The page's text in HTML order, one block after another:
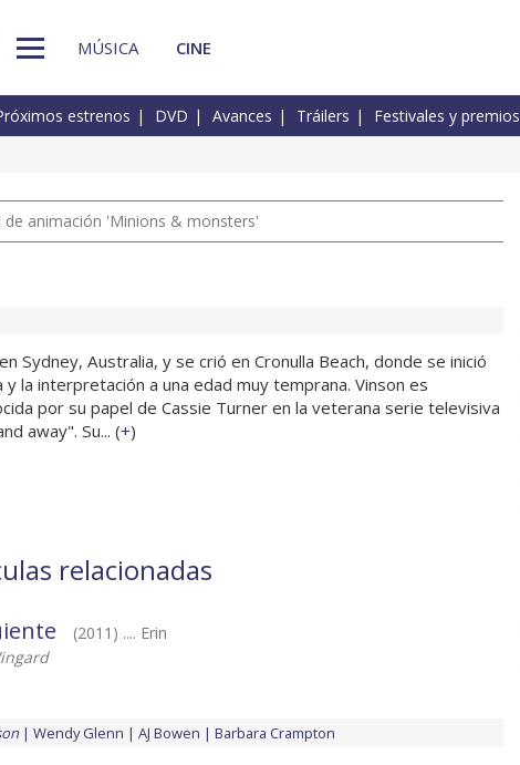
MÚSICA CINE
estrenos DVD Avances Tráilers Festivales y premios
de animación 'Minions & monsters'
Sydney, Australia, y se crió en Cronulla Beach, donde se inició
y la interpretación a una edad muy temprana. Vinson es
por su papel de Cassie Turner en la veterana serie televisiva
away". Su... (+)
relacionadas
(2011) .... Erin
Wendy Glenn AJ Bowen Barbara Crampton